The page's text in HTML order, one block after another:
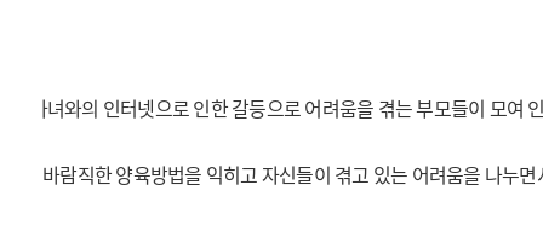
자녀와의 인터넷으로 인한 갈등으로 어려움을 겪는 부모들이 모여
바람직한 양육방법을 익히고 자신들이 겪고 있는 어려움을 나누면